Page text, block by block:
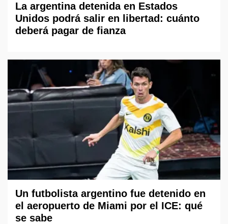
La argentina detenida en Estados
Unidos podrá salir en libertad: cuánto
deberá pagar de fianza
Un futbolista argentino fue detenido en
el aeropuerto de Miami por el ICE: qué
se sabe